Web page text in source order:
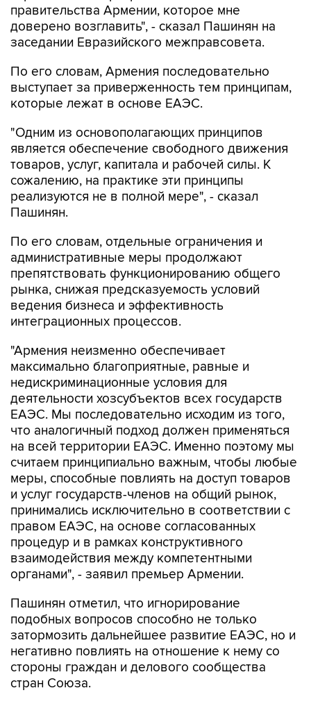
правительства Армении, которое мне
доверено возглавить", - сказал Пашинян на
заседании Евразийского межправсовета.
По его словам, Армения последовательно
выступает за приверженность тем принципам,
которые лежат в основе ЕАЭС.
"Одним из основополагающих принципов
является обеспечение свободного движения
товаров, услуг, капитала и рабочей силы. К
сожалению, на практике эти принципы
реализуются не в полной мере", - сказал
Пашинян.
По его словам, отдельные ограничения и
административные меры продолжают
препятствовать функционированию общего
рынка, снижая предсказуемость условий
ведения бизнеса и эффективность
интеграционных процессов.
"Армения неизменно обеспечивает
максимально благоприятные, равные и
недискриминационные условия для
деятельности хозсубъектов всех государств
ЕАЭС. Мы последовательно исходим из того,
что аналогичный подход должен применяться
на всей территории ЕАЭС. Именно поэтому мы
считаем принципиально важным, чтобы любые
меры, способные повлиять на доступ товаров
и услуг государств-членов на общий рынок,
принимались исключительно в соответствии с
правом ЕАЭС, на основе согласованных
процедур и в рамках конструктивного
взаимодействия между компетентными
органами", - заявил премьер Армении.
Пашинян отметил, что игнорирование
подобных вопросов способно не только
затормозить дальнейшее развитие ЕАЭС, но и
негативно повлиять на отношение к нему со
стороны граждан и делового сообщества
стран Союза.